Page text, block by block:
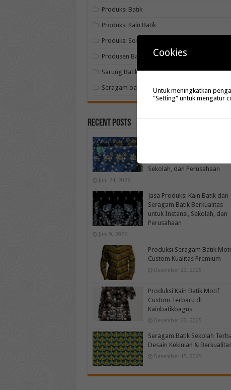
Produksi Batik
Produksi Kain Batik
Produksi Seragam Batik
Produsen Batik
Sarung Batik
Seragam batik
Recent Posts
Sekolah, dan Perusahaan
Juni 24, 2026
Jasa Produksi Kain Batik dan
Seragam Batik Berkualitas
untuk Instansi, Sekolah, dan
Perusahaan
Juni 9, 2026
Produksi Seragam Batik
Custom Kualitas Premium
Desember 29, 2025
Produksi Kain Batik Motif
Custom Terbaru di
Kainbatikbagus
Desember 22, 2025
Seragam Batik Sekolah
Desain Kekinian &
Desember 15, 2025
Cookies
Untuk meningkatkan
"Setting" untuk mengatur